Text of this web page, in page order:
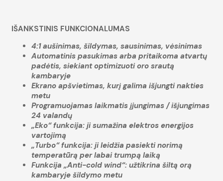
IŠANKSTINIS FUNKCIONALUMAS
4:1 aušinimas, šildymas, sausinimas, vėsinimas
Automatinis pasukimas arba pritaikoma atvartų
padėtis, siekiant optimizuoti oro srautą
kambaryje
Ekrano apšvietimas, kurį galima išjungti nakties
metu
Programuojamas laikmatis įjungimas / išjungimas
24 valandų
„Eko“ funkcija: ji sumažina elektros energijos
vartojimą
„Turbo“ funkcija: ji leidžia pasiekti norimą
temperatūrą per labai trumpą laiką
Funkcija „Anti-cold wind“: užtikrina šiltą orą
kambaryje šildymo metu